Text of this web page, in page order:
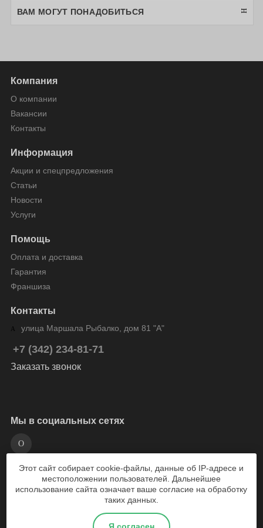
ВАМ МОГУТ ПОНАДОБИТЬСЯ
Компания
О компании
Вакансии
Контакты
Информация
Акции и спецпредложения
Статьи
Новости
Услуги
Помощь
Оплата и доставка
Гарантия
Франшиза
Контакты
улица Маршала Рыбалко, дом 81 "А"
+7 (342) 234-81-71
Заказать звонок
Мы в социальных сетях
разработка сайта Weboil
2026 © Веломарка - магазин велосипедов Пермь
Этот сайт собирает cookie-файлы, данные об IP-адресе и
местоположении пользователей. Дальнейшее
использование сайта означает ваше согласие на обработку
таких данных.